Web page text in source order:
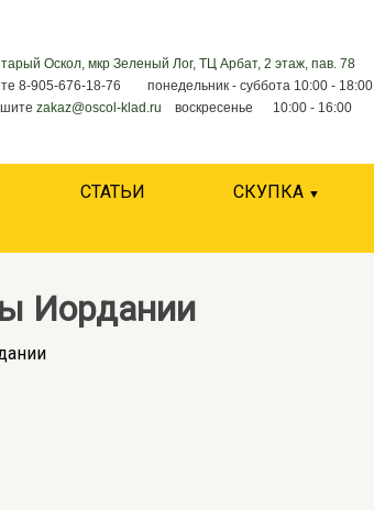
Оскол, мкр Зеленый Лог, ТЦ Арбат, 2 этаж, пав. 78
8-905-676-18-76 понедельник - суббота 10:00 - 18:00
zakaz@oscol-klad.ru воскресенье 10:00 - 16:00
СТАТЬИ СКУПКА
Иордании